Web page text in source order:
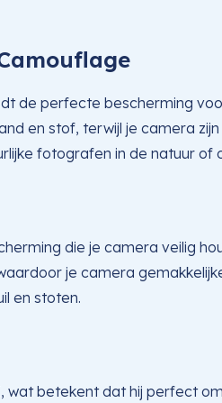
de perfecte bescherming
en stof, terwijl je camera
fotografen in de natuur of
die je camera veilig
je camera
en stoten.
betekent dat hij perfect